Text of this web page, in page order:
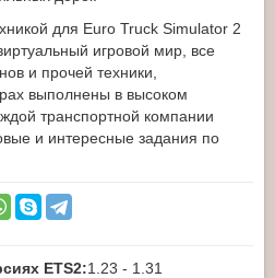
для Euro Truck Simulator 2
игровой мир, все
и прочей техники,
выполнены в высоком
транспортной компании
и интересные задания по
ETS2:1.23 - 1.31